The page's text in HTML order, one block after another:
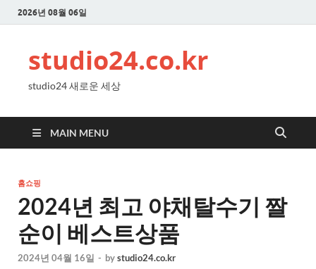
2026년 08월 06일
studio24.co.kr
studio24 새로운 세상
MAIN MENU
홈쇼핑
2024년 최고 야채탈수기 짤
순이 베스트상품
2024년 04월 16일 - bystudio24.co.kr